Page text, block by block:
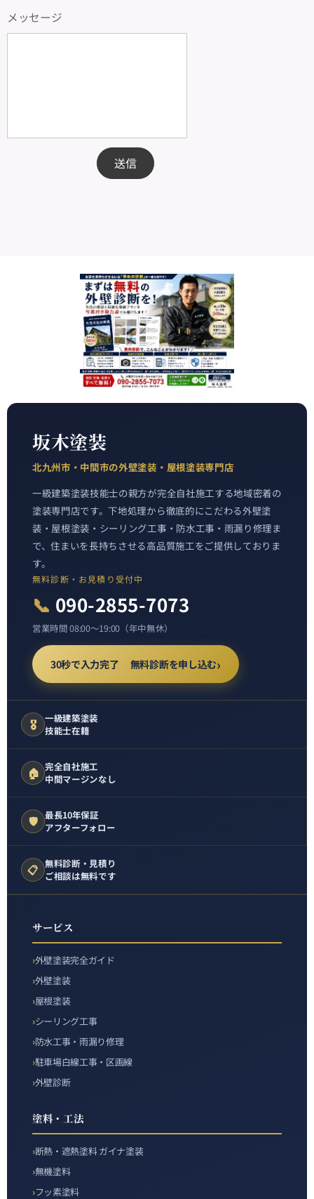
メッセージ
送信
坂木塗装
北九州市・中間市の外壁塗装・屋根塗装専門店
一級建築塗装技能士の親方が完全自社施工する地域密着の
塗装専門店です。下地処理から徹底的にこだわる外壁塗
装・屋根塗装・シーリング工事・防水工事・雨漏り修理ま
で、住まいを長持ちさせる高品質施工をご提供しておりま
す。
無料診断・お見積り受付中
📞 090-2855-7073
営業時間 08:00〜19:00（年中無休）
30秒で入力完了 無料診断を申し込む
🎖️
一級建築塗装
技能士在籍
🏠 完全自社施工
中間マージンなし
🛡️ 最長10年保証
アフターフォロー
📋 無料診断・見積り
ご相談は無料です
サービス
外壁塗装完全ガイド
外壁塗装
屋根塗装
シーリング工事
防水工事・雨漏り修理
駐車場白線工事・区画線
外壁診断
塗料・工法
断熱・遮熱塗料 ガイナ塗装
無機塗料
フッ素塗料